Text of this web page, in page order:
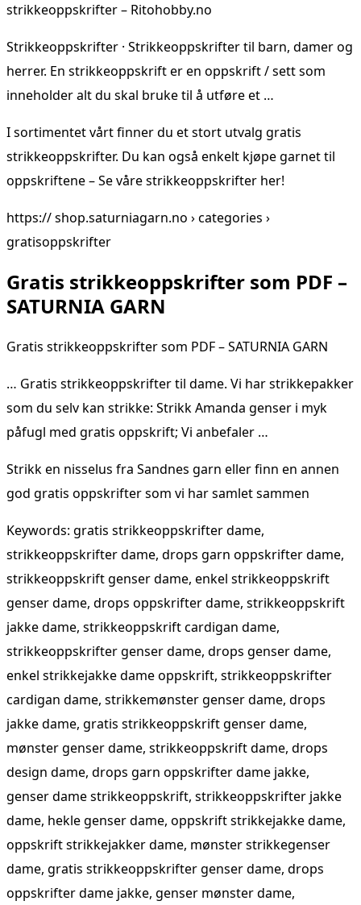
strikkeoppskrifter – Ritohobby.no
Strikkeoppskrifter · Strikkeoppskrifter til barn, damer og
herrer. En strikkeoppskrift er en oppskrift / sett som
inneholder alt du skal bruke til å utføre et …
I sortimentet vårt finner du et stort utvalg gratis
strikkeoppskrifter. Du kan også enkelt kjøpe garnet til
oppskriftene – Se våre strikkeoppskrifter her!
https:// shop.saturniagarn.no › categories ›
gratisoppskrifter
Gratis strikkeoppskrifter som PDF –
SATURNIA GARN
Gratis strikkeoppskrifter som PDF – SATURNIA GARN
… Gratis strikkeoppskrifter til dame. Vi har strikkepakker
som du selv kan strikke: Strikk Amanda genser i myk
påfugl med gratis oppskrift; Vi anbefaler …
Strikk en nisselus fra Sandnes garn eller finn en annen
god gratis oppskrifter som vi har samlet sammen
Keywords: gratis strikkeoppskrifter dame,
strikkeoppskrifter dame, drops garn oppskrifter dame,
strikkeoppskrift genser dame, enkel strikkeoppskrift
genser dame, drops oppskrifter dame, strikkeoppskrift
jakke dame, strikkeoppskrift cardigan dame,
strikkeoppskrifter genser dame, drops genser dame,
enkel strikkejakke dame oppskrift, strikkeoppskrifter
cardigan dame, strikkemønster genser dame, drops
jakke dame, gratis strikkeoppskrift genser dame,
mønster genser dame, strikkeoppskrift dame, drops
design dame, drops garn oppskrifter dame jakke,
genser dame strikkeoppskrift, strikkeoppskrifter jakke
dame, hekle genser dame, oppskrift strikkejakke dame,
oppskrift strikkejakker dame, mønster strikkegenser
dame, gratis strikkeoppskrifter genser dame, drops
oppskrifter dame jakke, genser mønster dame,